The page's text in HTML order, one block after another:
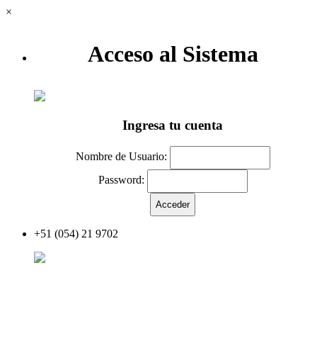
×
Acceso al Sistema
Ingresa tu cuenta
Nombre de Usuario:
Password:
+51 (054) 21 9702